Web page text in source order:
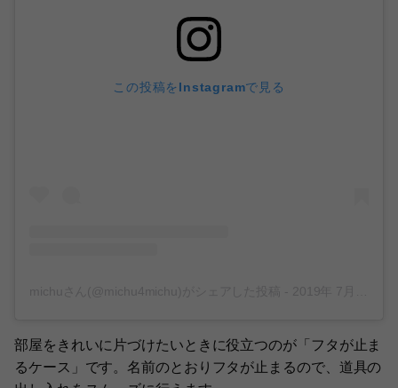
この投稿をInstagramで見る
部屋をきれいに片づけたいときに役立つのが「フタが止ま
るケース」です。名前のとおりフタが止まるので、道具の